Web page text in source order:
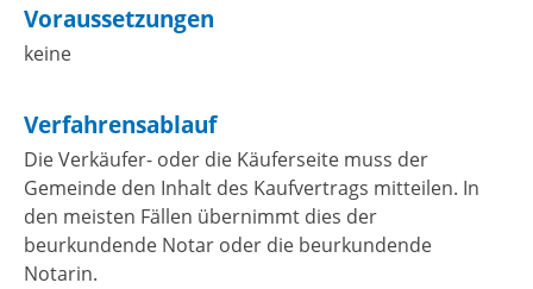
Voraussetzungen
keine
Verfahrensablauf
Die Verkäufer- oder die Käuferseite muss der
Gemeinde den Inhalt des Kaufvertrags mitteilen. In
den meisten Fällen übernimmt dies der
beurkundende Notar oder die beurkundende
Notarin.